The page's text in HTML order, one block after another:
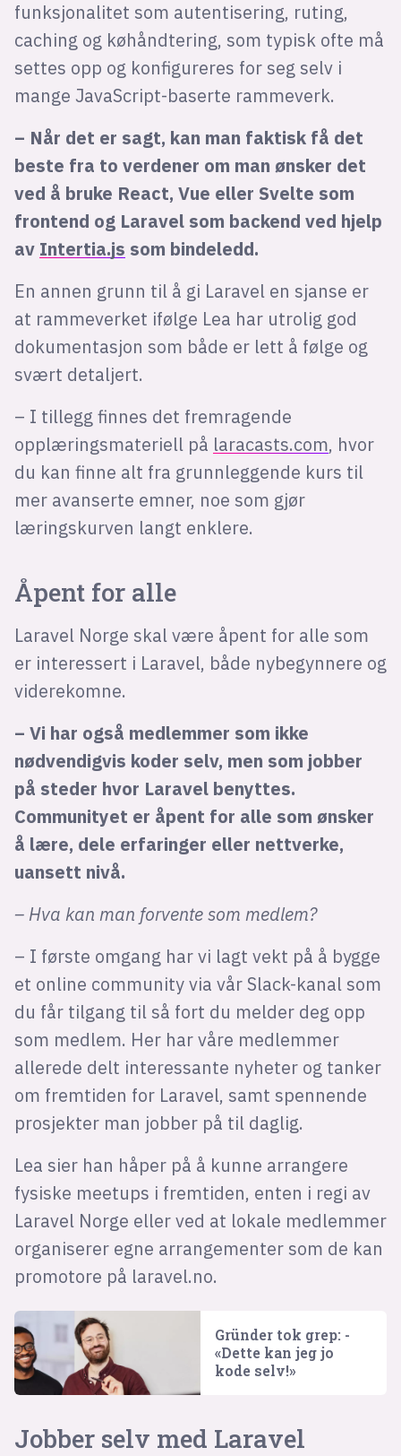
funksjonalitet som autentisering, ruting,
caching og køhåndtering, som typisk ofte må
settes opp og konfigureres for seg selv i
mange JavaScript-baserte rammeverk.
– Når det er sagt, kan man faktisk få det
beste fra to verdener om man ønsker det
ved å bruke React, Vue eller Svelte som
frontend og Laravel som backend ved hjelp
av Intertia.js som bindeledd.
En annen grunn til å gi Laravel en sjanse er
at rammeverket ifølge Lea har utrolig god
dokumentasjon som både er lett å følge og
svært detaljert.
– I tillegg finnes det fremragende
opplæringsmateriell på laracasts.com, hvor
du kan finne alt fra grunnleggende kurs til
mer avanserte emner, noe som gjør
læringskurven langt enklere.
Åpent for alle
Laravel Norge skal være åpent for alle som
er interessert i Laravel, både nybegynnere og
viderekomne.
– Vi har også medlemmer som ikke
nødvendigvis koder selv, men som jobber
på steder hvor Laravel benyttes.
Communityet er åpent for alle som ønsker
å lære, dele erfaringer eller nettverke,
uansett nivå.
– Hva kan man forvente som medlem?
– I første omgang har vi lagt vekt på å bygge
et online community via vår Slack-kanal som
du får tilgang til så fort du melder deg opp
som medlem. Her har våre medlemmer
allerede delt interessante nyheter og tanker
om fremtiden for Laravel, samt spennende
prosjekter man jobber på til daglig.
Lea sier han håper på å kunne arrangere
fysiske meetups i fremtiden, enten i regi av
Laravel Norge eller ved at lokale medlemmer
organiserer egne arrangementer som de kan
promotore på laravel.no.
Gründer tok grep: -
«Dette kan jeg jo
kode selv!»
Jobber selv med Laravel